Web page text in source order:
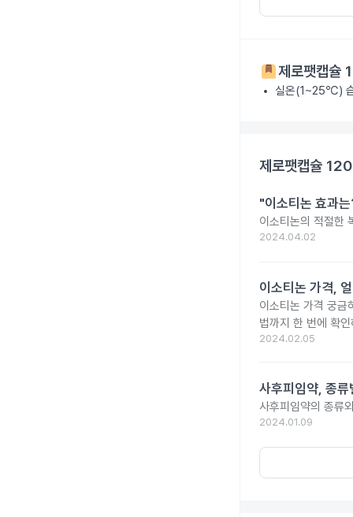
제로팻캡슐
실온(1~25℃)
제로팻캡슐
"이소티논 효과
이소티논의 적절한
2024.04.02
이소티논 가격,
이소티논 가격 궁금
법까지 한 번에 확
2024.02.05
사후피임약, 종
사후피임약의 종류
2024.01.09